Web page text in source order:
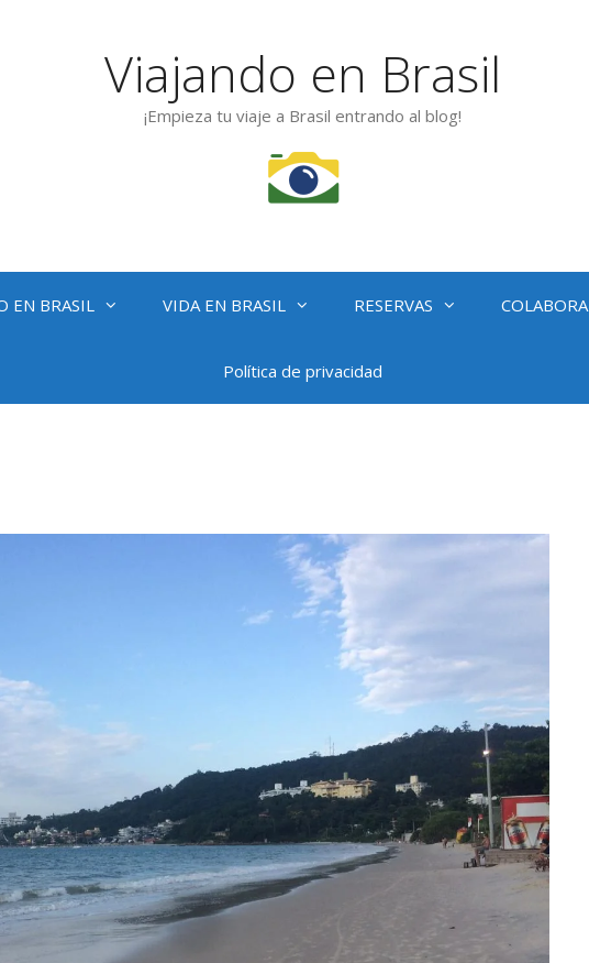
Viajando en Brasil
¡Empieza tu viaje a Brasil entrando al blog!
EN BRASIL VIDA EN BRASIL RESERVAS COLABORA
Política de privacidad